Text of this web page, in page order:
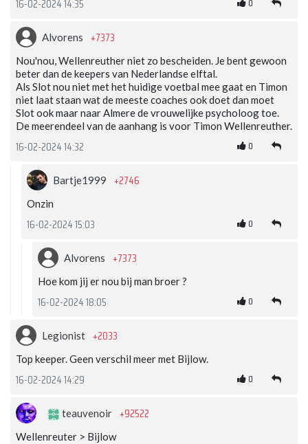
16-02-2024 14:35
Alvorens +7373
Nou'nou, Wellenreuther niet zo bescheiden. Je bent gewoon
beter dan de keepers van Nederlandse elftal.
Als Slot nou niet met het huidige voetbal mee gaat en Timon
niet laat staan wat de meeste coaches ook doet dan moet
Slot ook maar naar Almere de vrouwelijke psycholoog toe.
De meerendeel van de aanhang is voor Timon Wellenreuther.
16-02-2024 14:32 0
Bartje1999 +2746
Onzin
16-02-2024 15:03 0
Alvorens +7373
Hoe kom jij er nou bij man broer ?
16-02-2024 18:05 0
Legionist +2033
Top keeper. Geen verschil meer met Bijlow.
16-02-2024 14:29 0
teauvenoir +92522
Wellenreuter > Bijlow